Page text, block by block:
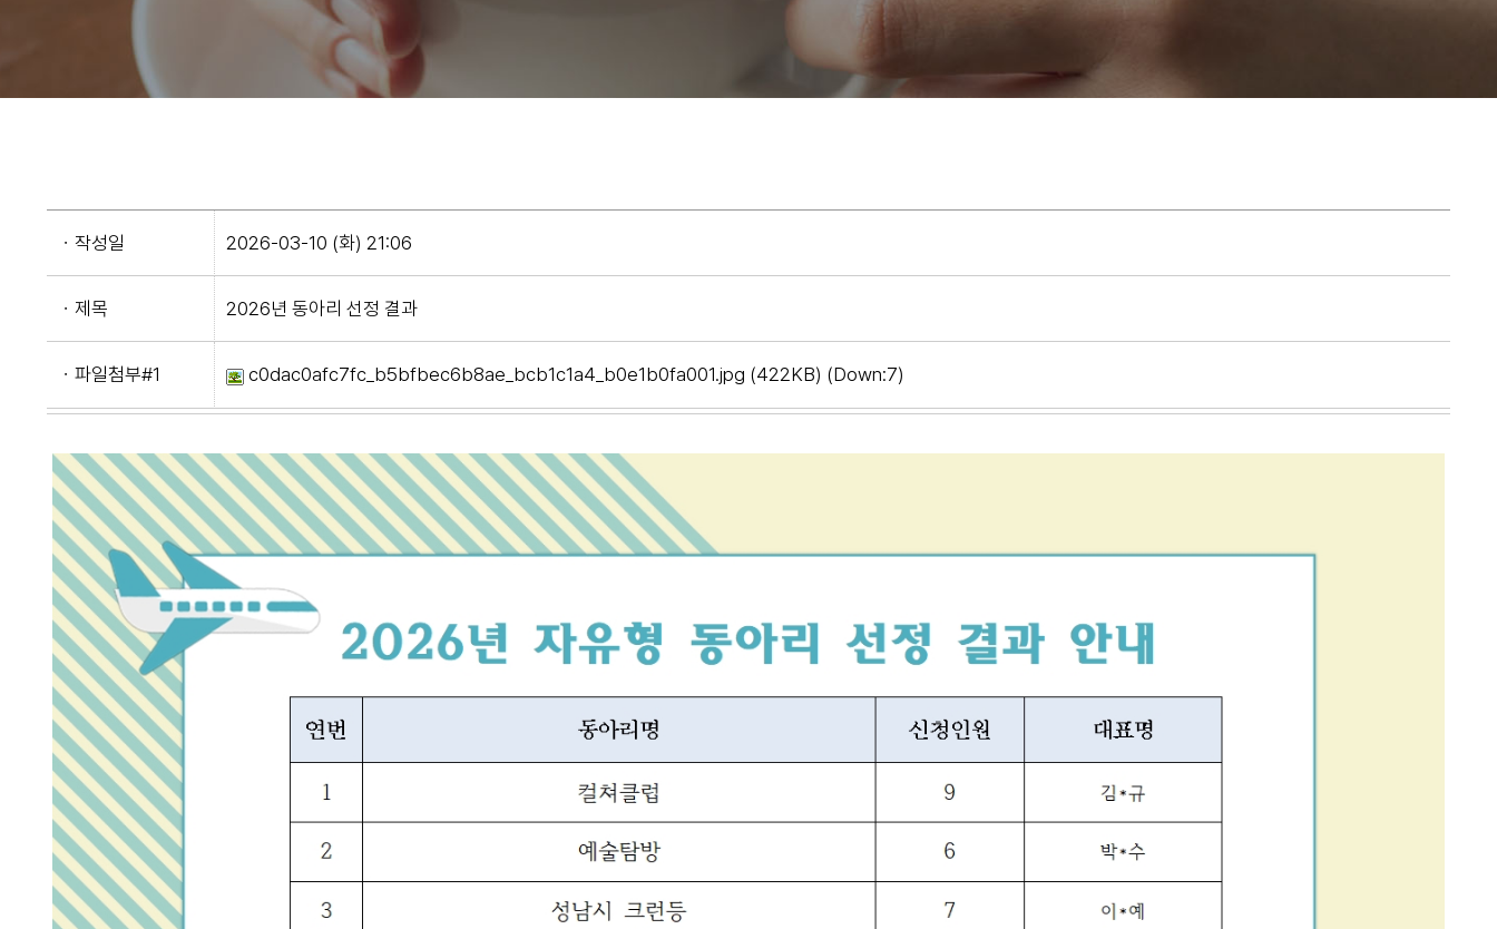
ㆍ작성일 2026-03-10 (화) 21:06
ㆍ제목 2026년 동아리 선정 결과
ㆍ파일첨부#1 c0dac0afc7fc_b5bfbec6b8ae_bcb1c1a4_b0e1b0fa001.jpg (422KB) (Down:7)